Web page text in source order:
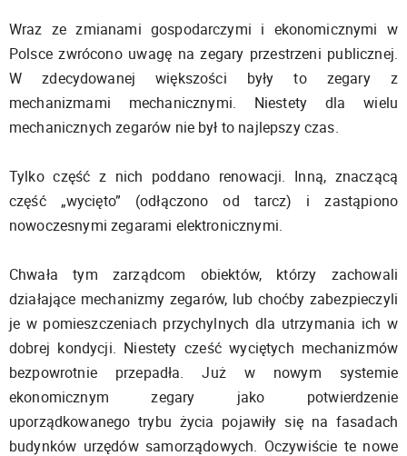
Wraz ze zmianami gospodarczymi i ekonomicznymi w
Polsce zwrócono uwagę na zegary przestrzeni publicznej.
W zdecydowanej większości były to zegary z
mechanizmami mechanicznymi. Niestety dla wielu
mechanicznych zegarów nie był to najlepszy czas.
Tylko część z nich poddano renowacji. Inną, znaczącą
część „wycięto” (odłączono od tarcz) i zastąpiono
nowoczesnymi zegarami elektronicznymi.
Chwała tym zarządcom obiektów, którzy zachowali
działające mechanizmy zegarów, lub choćby zabezpieczyli
je w pomieszczeniach przychylnych dla utrzymania ich w
dobrej kondycji. Niestety cześć wyciętych mechanizmów
bezpowrotnie przepadła. Już w nowym systemie
ekonomicznym zegary jako potwierdzenie
uporządkowanego trybu życia pojawiły się na fasadach
budynków urzędów samorządowych. Oczywiście te nowe